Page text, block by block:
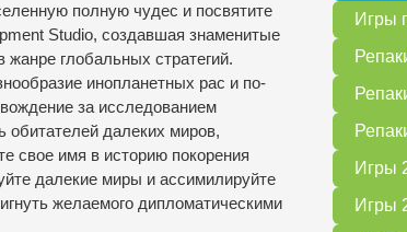
полную чудес и посвятите
Studio, создавшая знаменитые
глобальных стратегий.
инопланетных рас и по-
за исследованием
обитателей далеких миров,
свое имя в историю покорения
далекие миры и ассимилируйте
желаемого дипломатическими
Игры
Игры
Игры